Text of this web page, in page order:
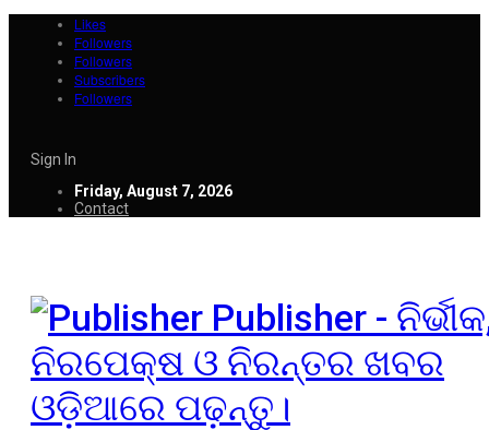
Likes
Followers
Followers
Subscribers
Followers
Sign In
Friday, August 7, 2026
Contact
Publisher -
ନିରପେକ୍ଷ ଓ ନିରନ୍ତର ଖବର
ଓଡ଼ିଆରେ ପଢ଼ନ୍ତୁ।